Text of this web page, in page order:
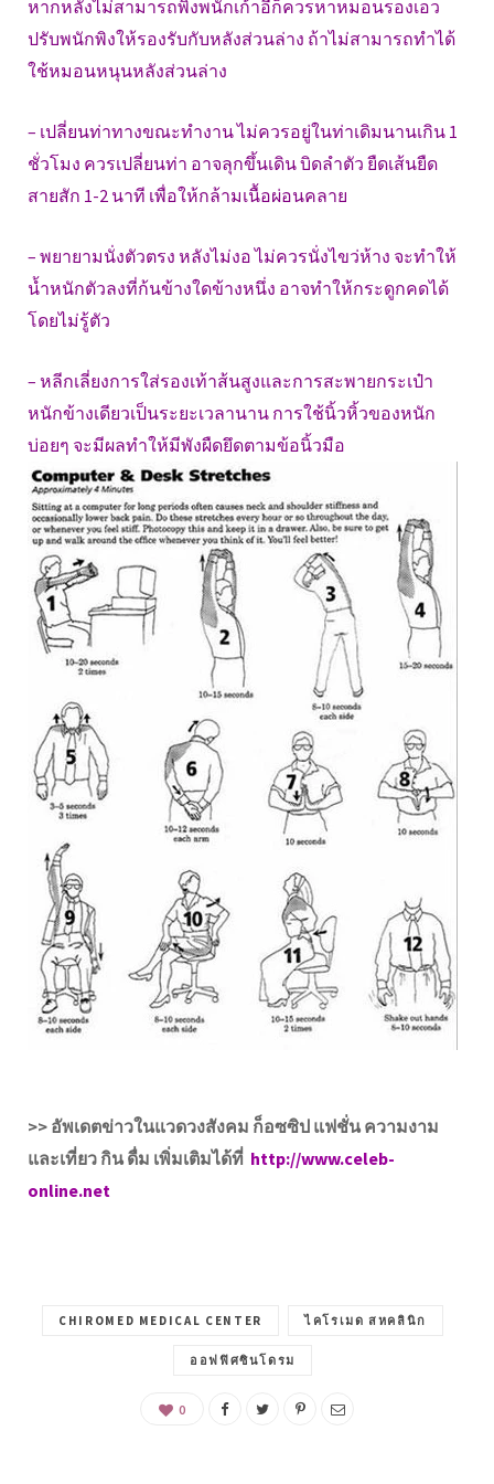
หากหลังไม่สามารถพิงพนักเก้าอี้ก็ควรหาหมอนรองเอว
ปรับพนักพิงให้รองรับกับหลังส่วนล่าง ถ้าไม่สามารถทำได้
ใช้หมอนหนุนหลังส่วนล่าง
– เปลี่ยนท่าทางขณะทำงาน ไม่ควรอยู่ในท่าเดิมนานเกิน 1
ชั่วโมง ควรเปลี่ยนท่า อาจลุกขึ้นเดิน บิดลำตัว ยืดเส้นยืด
สายสัก 1-2 นาที เพื่อให้กล้ามเนื้อผ่อนคลาย
– พยายามนั่งตัวตรง หลังไม่งอ ไม่ควรนั่งไขว่ห้าง จะทำให้
น้ำหนักตัวลงที่ก้นข้างใดข้างหนึ่ง อาจทำให้กระดูกคดได้
โดยไม่รู้ตัว
– หลีกเลี่ยงการใส่รองเท้าส้นสูงและการสะพายกระเป๋า
หนักข้างเดียวเป็นระยะเวลานาน การใช้นิ้วหิ้วของหนัก
บ่อยๆ จะมีผลทำให้มีพังผืดยึดตามข้อนิ้วมือ
>> อัพเดตข่าวในแวดวงสังคม ก็อซซิป แฟชั่น ความงาม
และเที่ยว กิน ดื่ม เพิ่มเติมได้ที่ http://www.celeb-
online.net
CHIROMED MEDICAL CENTER ไคโรเมด สหคลินิก
ออฟฟิศซินโดรม
0